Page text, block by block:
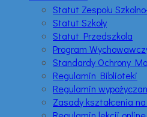
Statut Zespołu
Statut Szkoły
Statut Przedszkola
Program
Standardy Ochrony
Regulamin Biblioteki
Regulamin
Zasady kształcenia na